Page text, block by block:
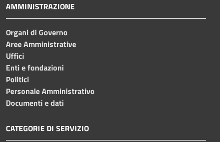
AMMINISTRAZIONE
Organi di Governo
Aree Amministrative
Uffici
Enti e fondazioni
Politici
Personale Amministrativo
Documenti e dati
CATEGORIE DI SERVIZIO